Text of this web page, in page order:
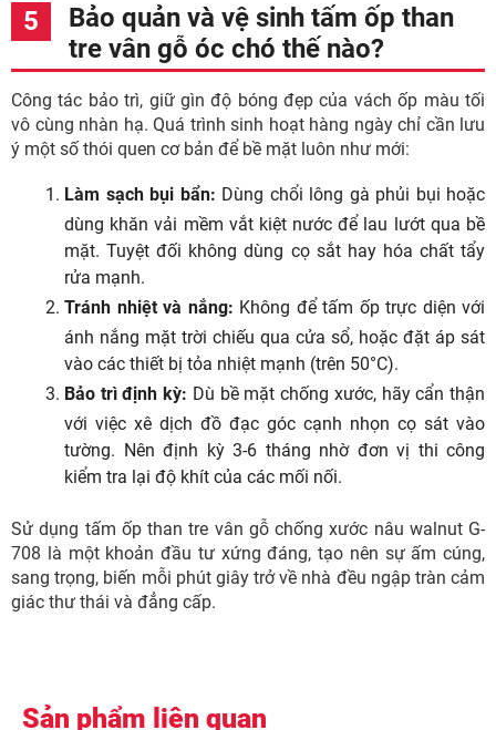
Bảo quản và vệ sinh tấm ốp than
tre vân gỗ óc chó thế nào?
Công tác bảo trì, giữ gìn độ bóng đẹp của vách ốp màu tối
vô cùng nhàn hạ. Quá trình sinh hoạt hàng ngày chỉ cần lưu
ý một số thói quen cơ bản để bề mặt luôn như mới:
Làm sạch bụi bẩn: Dùng chổi lông gà phủi bụi hoặc
dùng khăn vải mềm vắt kiệt nước để lau lướt qua bề
mặt. Tuyệt đối không dùng cọ sắt hay hóa chất tẩy
rửa mạnh.
Tránh nhiệt và nắng: Không để tấm ốp trực diện với
ánh nắng mặt trời chiếu qua cửa sổ, hoặc đặt áp sát
vào các thiết bị tỏa nhiệt mạnh (trên 50°C).
Bảo trì định kỳ: Dù bề mặt chống xước, hãy cẩn thận
với việc xê dịch đồ đạc góc cạnh nhọn cọ sát vào
tường. Nên định kỳ 3-6 tháng nhờ đơn vị thi công
kiểm tra lại độ khít của các mối nối.
Sử dụng tấm ốp than tre vân gỗ chống xước nâu walnut G-
708 là một khoản đầu tư xứng đáng, tạo nên sự ấm cúng,
sang trọng, biến mỗi phút giây trở về nhà đều ngập tràn cảm
giác thư thái và đẳng cấp.
Sản phẩm liên quan